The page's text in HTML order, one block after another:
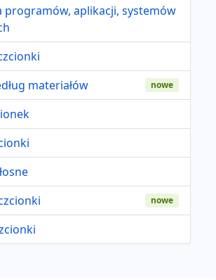
programów, aplikacji, systemów
materiałów
nowe
nowe